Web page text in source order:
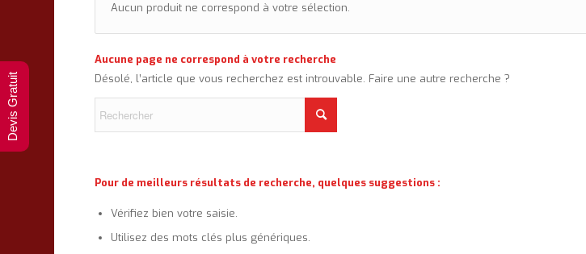
Aucun produit ne correspond à votre sélection.
Aucune page ne correspond à votre recherche
Désolé, l’article que vous recherchez est introuvable. Faire une autre recherche ?
Pour de meilleurs résultats de recherche, quelques suggestions :
Vérifiez bien votre saisie.
Utilisez des mots clés plus génériques.
Devis Gratuit